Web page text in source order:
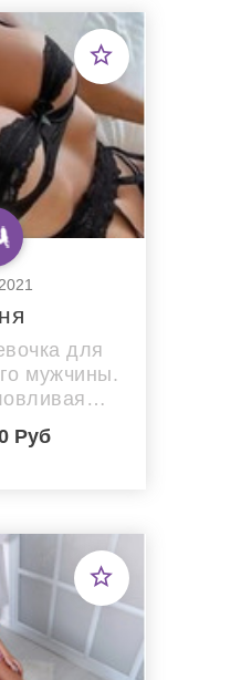
для
мужчины.
устроить
можно
самые
желания.
мне на
для тебя
и мы до...
Руб